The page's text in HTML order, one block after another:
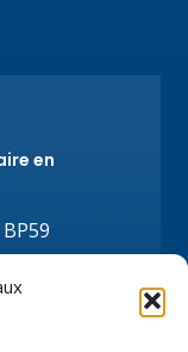
en